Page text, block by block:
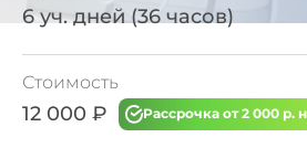
6 уч. дней (36 часов)
Стоимость
12 000 ₽ Рассрочка от 2 000 р.